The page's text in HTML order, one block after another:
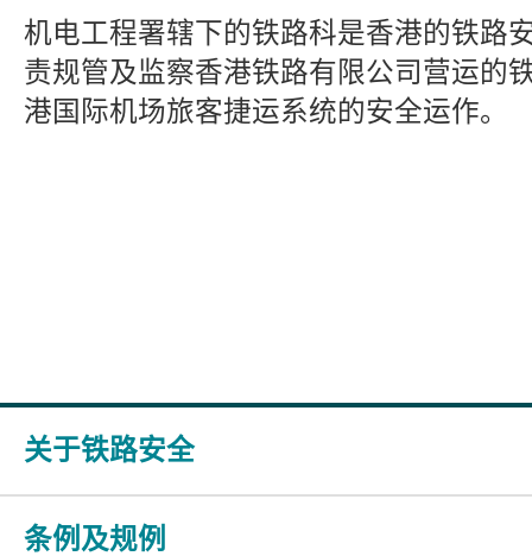
机电工程署辖下的铁路科是香港的铁路
责规管及监察香港铁路有限公司营运的
港国际机场旅客捷运系统的安全运作。
关于铁路安全
条例及规例